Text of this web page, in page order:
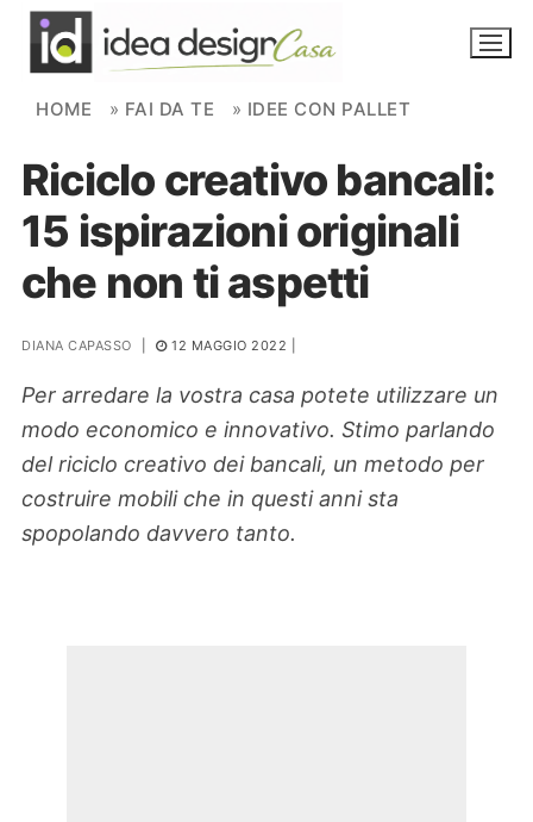
Skip to content
NOVITÀ
AMBIENTI
FAI DA TE
PIANTE
Ortaggio
Search for:
HOME » FAI DA TE » IDEE CON PALLET
Riciclo creativo bancali:
15 ispirazioni originali
che non ti aspetti
DIANA CAPASSO 12 MAGGIO 2022
Per arredare la vostra casa potete utilizzare un
modo economico e innovativo. Stimo parlando
del riciclo creativo dei bancali, un metodo per
costruire mobili che in questi anni sta
spopolando davvero tanto.